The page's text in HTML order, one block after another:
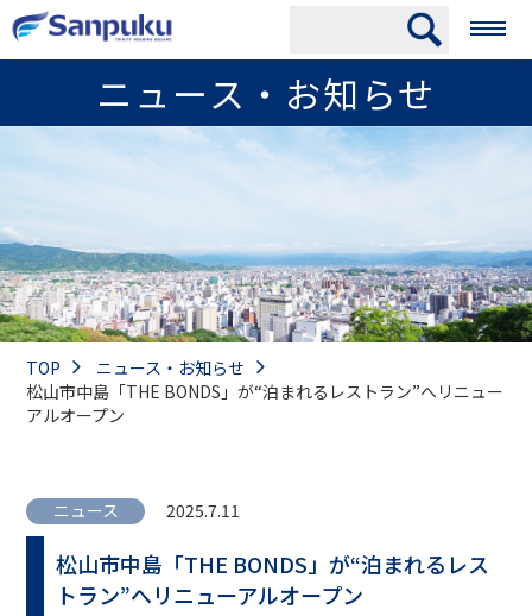
ニュース・お知らせ
TOP
ニュース・お知らせ
松山市中島「THE BONDS」が“泊まれるレストラン”へリニュー
アルオープン
ニュース 2025.7.11
松山市中島「THE BONDS」が“泊まれるレス
トラン”へリニューアルオープン